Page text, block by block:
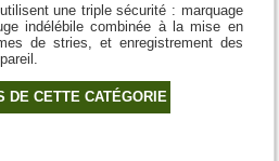
une triple sécurité : marquage
indélébile combinée à la mise en
de stries, et enregistrement des
DE CETTE CATÉGORIE